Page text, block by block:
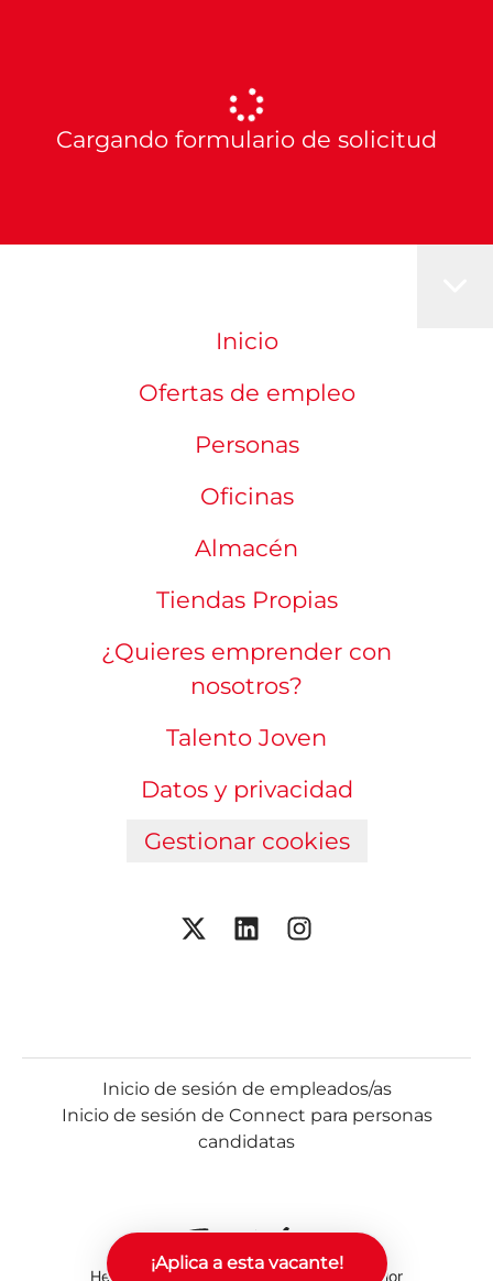
¡Aplica a esta vacante!
Cargando formulario de solicitud
Inicio
Ofertas de empleo
Personas
Oficinas
Almacén
Tiendas Propias
¿Quieres emprender con
nosotros?
Talento Joven
Datos y privacidad
Gestionar cookies
Inicio de sesión de empleados/as
Inicio de sesión de Connect para personas
candidatas
Herramientas de seguimiento de Teamtailor